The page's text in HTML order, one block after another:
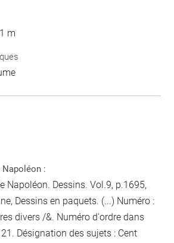
m
Napoléon :
Napoléon. Dessins. Vol.9, p.1695,
Dessins en paquets. (...) Numéro :
divers /&. Numéro d'ordre dans
Désignation des sujets : Cent